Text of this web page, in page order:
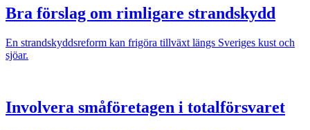
Bra förslag om rimligare strandskydd
En strandskyddsreform kan frigöra tillväxt längs Sveriges kust och
sjöar.
Involvera småföretagen i totalförsvaret